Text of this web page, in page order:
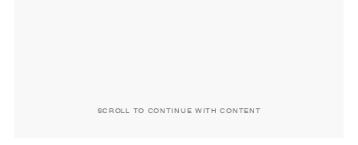
SCROLL TO CONTINUE WITH CONTENT